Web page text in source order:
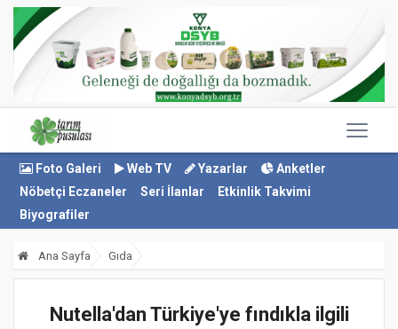
Foto Galeri Web TV Yazarlar
Anketler
Nöbetçi Eczaneler
Seri İlanlar
Etkinlik Takvimi
Biyografiler
Ana Sayfa Gıda
Nutella'dan Türkiye'ye fındıkla ilgili